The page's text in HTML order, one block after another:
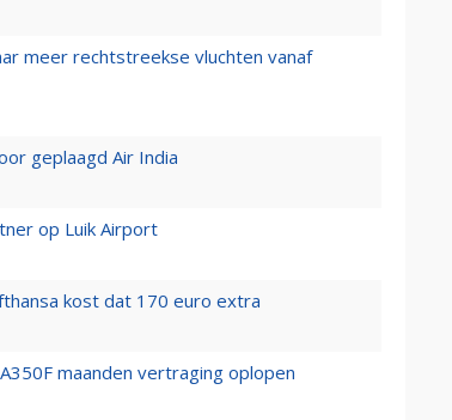
meer rechtstreekse vluchten vanaf
geplaagd Air India
op Luik Airport
kost dat 170 euro extra
maanden vertraging oplopen